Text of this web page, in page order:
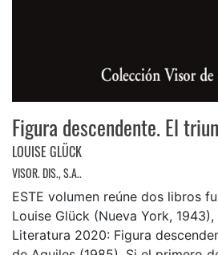
Figura descendente. El
LOUISE GLÜCK
VISOR. DIS., S.A..
ESTE volumen reúne dos libros
Louise Glück (Nueva York,
Literatura 2020: Figura